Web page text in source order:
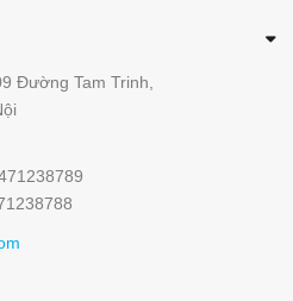
Đường Tam Trinh,